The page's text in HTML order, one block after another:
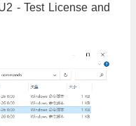
- Test License and